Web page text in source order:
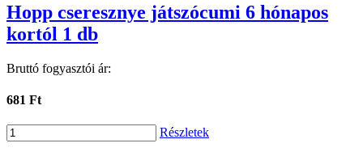
Hopp cseresznye játszócumi 6 hónapos
kortól 1 db
Bruttó fogyasztói ár:
681 Ft
Részletek